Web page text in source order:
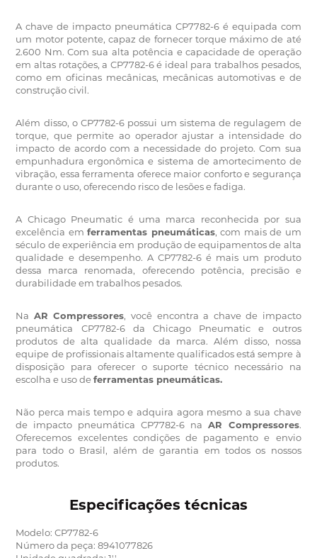
A chave de impacto pneumática CP7782-6 é equipada com
um motor potente, capaz de fornecer torque máximo de até
2.600 Nm.Com sua alta potência e capacidade de operação
em altas rotações, a CP7782-6 é ideal para trabalhos pesados,
como em oficinas mecânicas, mecânicas automotivas e de
construção civil.
Além disso, o CP7782-6 possui um sistema de regulagem de
torque, que permite ao operador ajustar a intensidade do
impacto de acordo com a necessidade do projeto.Com sua
empunhadura ergonômica e sistema de amortecimento de
vibração, essa ferramenta oferece maior conforto e segurança
durante o uso, oferecendo risco de lesões e fadiga.
A Chicago Pneumatic é uma marca reconhecida por sua
excelência emferramentas pneumáticas, com mais de um
século de experiência em produção de equipamentos de alta
qualidade e desempenho. A CP7782-6 é mais um produto
dessa marca renomada, oferecendo potência, precisão e
durabilidade em trabalhos pesados.
Na AR Compressores, você encontra a chave de impacto
pneumática CP7782-6 da Chicago Pneumatic e outros
produtos de alta qualidade da marca. Além disso, nossa
equipe de profissionais altamente qualificados está sempre à
disposição para oferecer o suporte técnico necessário na
escolha e uso deferramentas pneumáticas.
Não perca mais tempo e adquira agora mesmo a sua chave
de impacto pneumática CP7782-6 na AR Compressores.
Oferecemos excelentes condições de pagamento e envio
para todo o Brasil, além de garantia em todos os nossos
produtos.
Especificações técnicas
Modelo: CP7782-6
Número da peça: 8941077826